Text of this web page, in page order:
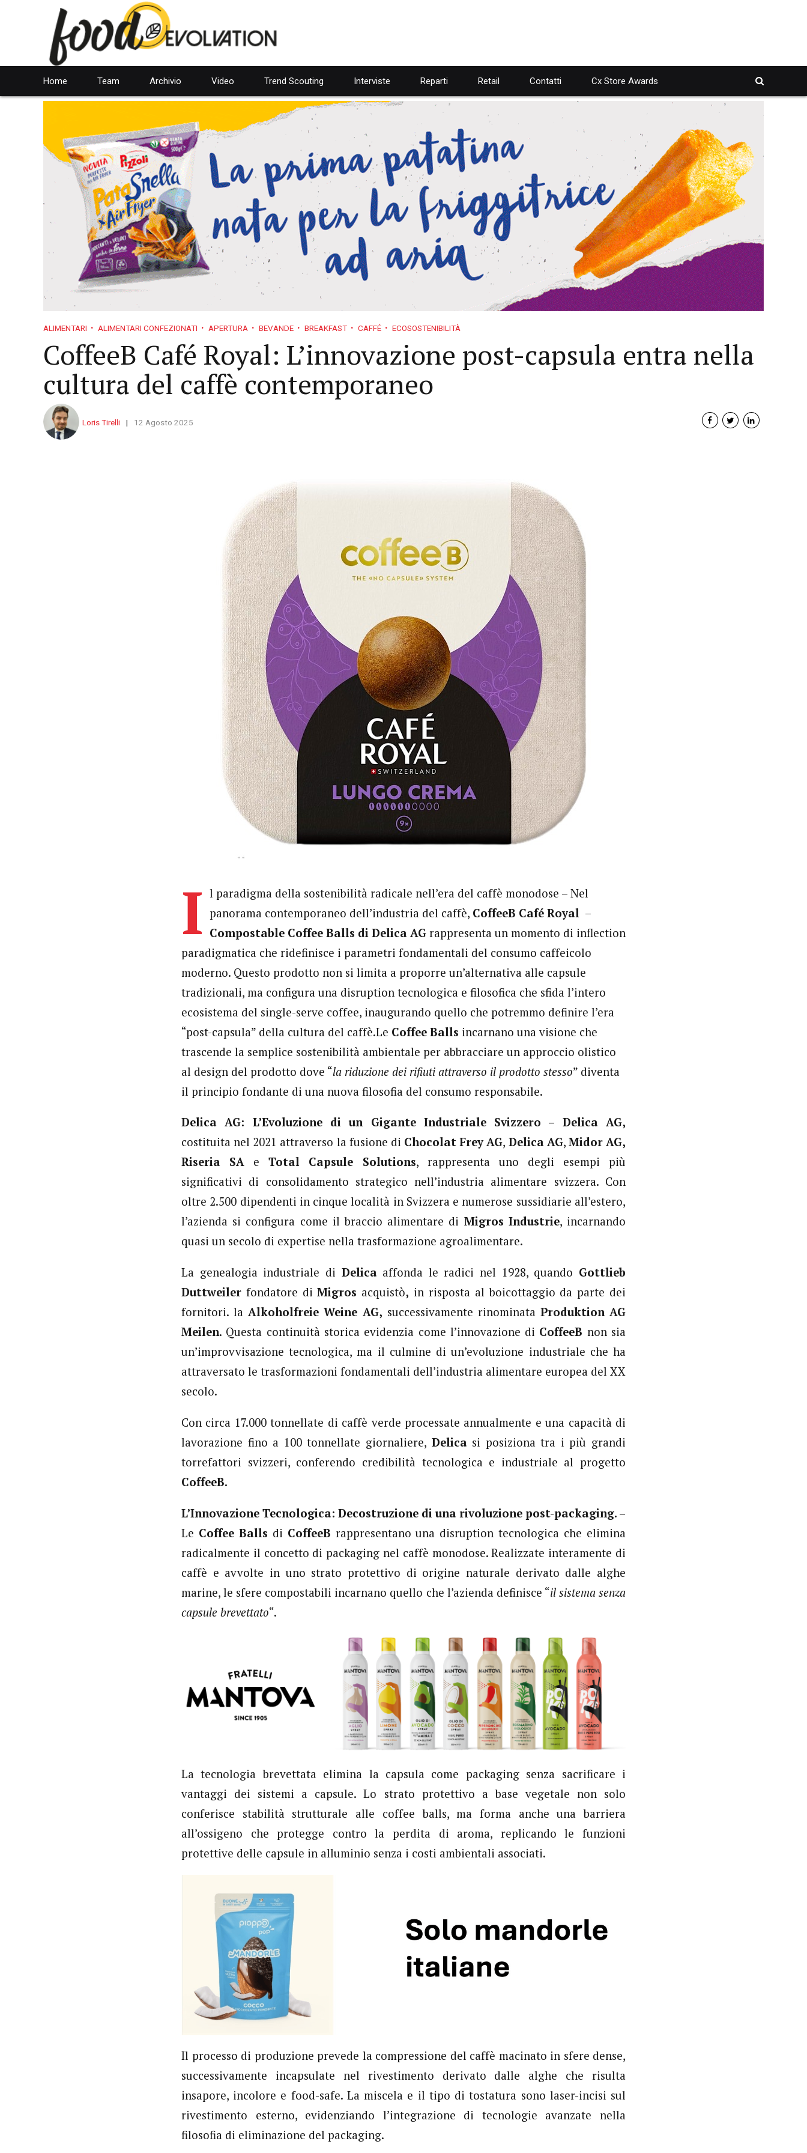
Home Team Archivio Video Trend Scouting Interviste Reparti Retail Contatti Cx Store Awards
ALIMENTARI ALIMENTARI CONFEZIONATI APERTURA BEVANDE BREAKFAST CAFFÉ ECOSOSTENIBILITÀ
CoffeeB Café Royal: L’innovazione post-capsula entra nella
cultura del caffè contemporaneo
Loris Tirelli 12 Agosto 2025
I l paradigma della sostenibilità radicale nell’era del caffè monodose – Nel
panorama contemporaneo dell’industria del caffè, CoffeeB Café Royal –
Compostable Coffee Balls di Delica AGrappresenta un momento di inflection
paradigmatica che ridefinisce i parametri fondamentali del consumo caffeicolo
moderno. Questo prodotto non si limita a proporre un’alternativa alle capsule
tradizionali, ma configura una disruption tecnologica e filosofica che sfida l’intero
ecosistema del single-serve coffee, inaugurando quello che potremmo definire l’era
“post-capsula” della cultura del caffè.Le Coffee Balls incarnano una visione che
trascende la semplice sostenibilità ambientale per abbracciare un approccio olistico
al design del prodotto dove “la riduzione dei rifiuti attraverso il prodotto stesso” diventa
il principio fondante di una nuova filosofia del consumo responsabile.
Delica AG: L’Evoluzione di un Gigante Industriale Svizzero – Delica AG,
costituita nel 2021 attraverso la fusione di Chocolat Frey AG, Delica AG, Midor AG,
Riseria SA eTotal Capsule Solutions, rappresenta uno degli esempi più
significativi di consolidamento strategico nell’industria alimentare svizzera. Con
oltre 2.500 dipendenti in cinque località in Svizzera e numerose sussidiarie all’estero,
l’azienda si configura come il braccio alimentare di Migros Industrie, incarnando
quasi un secolo di expertise nella trasformazione agroalimentare.
La genealogia industriale di Delica affonda le radici nel 1928, quando Gottlieb
Duttweiler fondatore diMigros acquistò, in risposta al boicottaggio da parte dei
fornitori. laAlkoholfreie Weine AG, successivamente rinominata Produktion AG
Meilen. Questa continuità storica evidenzia come l’innovazione di CoffeeB non sia
un’improvvisazione tecnologica, ma il culmine di un’evoluzione industriale che ha
attraversato le trasformazioni fondamentali dell’industria alimentare europea del XX
secolo.
Con circa 17.000 tonnellate di caffè verde processate annualmente e una capacità di
lavorazione fino a 100 tonnellate giornaliere, Delica si posiziona tra i più grandi
torrefattori svizzeri, conferendo credibilità tecnologica e industriale al progetto
CoffeeB.
L’Innovazione Tecnologica: Decostruzione di una rivoluzione post-packaging. –
Le Coffee Balls di CoffeeB rappresentano una disruption tecnologica che elimina
radicalmente il concetto di packaging nel caffè monodose. Realizzate interamente di
caffè e avvolte in uno strato protettivo di origine naturale derivato dalle alghe
marine, le sfere compostabili incarnano quello che l’azienda definisce “il sistema senza
capsule brevettato“.
La tecnologia brevettata elimina la capsula come packaging senza sacrificare i
vantaggi dei sistemi a capsule. Lo strato protettivo a base vegetale non solo
conferisce stabilità strutturale alle coffee balls, ma forma anche una barriera
all’ossigeno che protegge contro la perdita di aroma, replicando le funzioni
protettive delle capsule in alluminio senza i costi ambientali associati.
Il processo di produzione prevede la compressione del caffè macinato in sfere dense,
successivamente incapsulate nel rivestimento derivato dalle alghe che risulta
insapore, incolore e food-safe. La miscela e il tipo di tostatura sono laser-incisi sul
rivestimento esterno, evidenziando l’integrazione di tecnologie avanzate nella
filosofia di eliminazione del packaging.